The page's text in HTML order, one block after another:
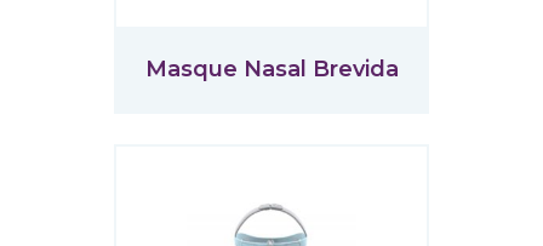
Masque Nasal Brevida